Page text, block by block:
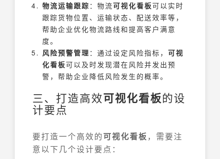
物流运输跟踪 ：物流可视化看板可以实时
跟踪货物位置、运输状态、配送效率等，
帮助企业优化物流路线和提高客户满意
度。
风险预警管理 ：通过设定风险指标， 可视
化看板可以及时发现潜在风险并发出预
警，帮助企业降低风险发生的概率。
三、打造高效可视化看板的设
计要点
要打造一个高效的可视化看板 ，需要注
意以下几个设计要点：